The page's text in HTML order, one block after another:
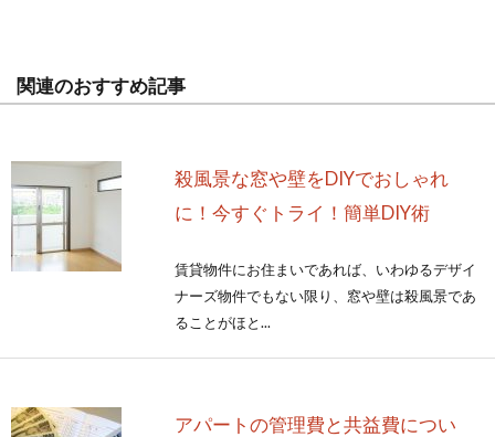
関連のおすすめ記事
殺風景な窓や壁をDIYでおしゃれ
に！今すぐトライ！簡単DIY術
賃貸物件にお住まいであれば、いわゆるデザイ
ナーズ物件でもない限り、窓や壁は殺風景であ
ることがほと...
アパートの管理費と共益費につい